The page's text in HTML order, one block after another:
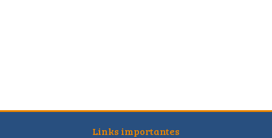
Links importantes